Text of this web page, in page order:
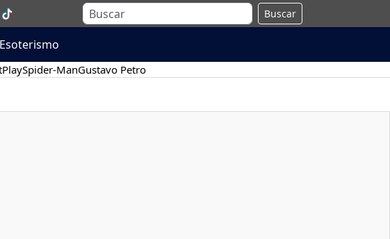
Buscar
Esoterismo
Spider-ManGustavo Petro